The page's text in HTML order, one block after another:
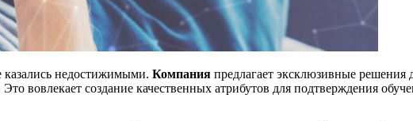
казались недостижимыми. Компания предлагает эксклюзивные решения
вовлекает создание качественных атрибутов для подтверждения